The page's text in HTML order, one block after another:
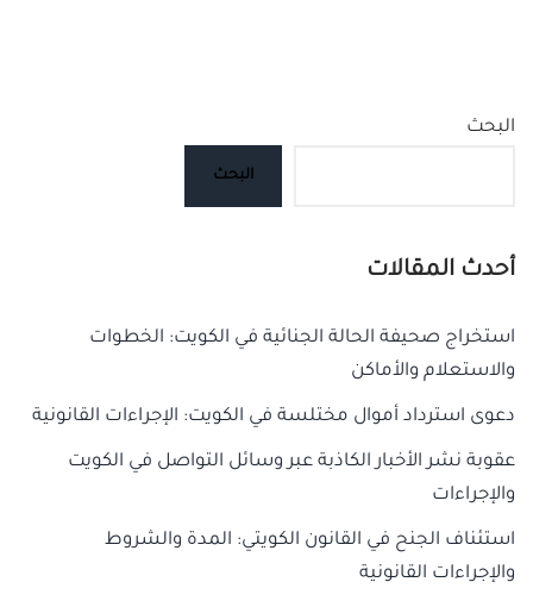
البحث
البحث
أحدث المقالات
استخراج صحيفة الحالة الجنائية في الكويت: الخطوات
والاستعلام والأماكن
دعوى استرداد أموال مختلسة في الكويت: الإجراءات القانونية
عقوبة نشر الأخبار الكاذبة عبر وسائل التواصل في الكويت
والإجراءات
استئناف الجنح في القانون الكويتي: المدة والشروط
والإجراءات القانونية